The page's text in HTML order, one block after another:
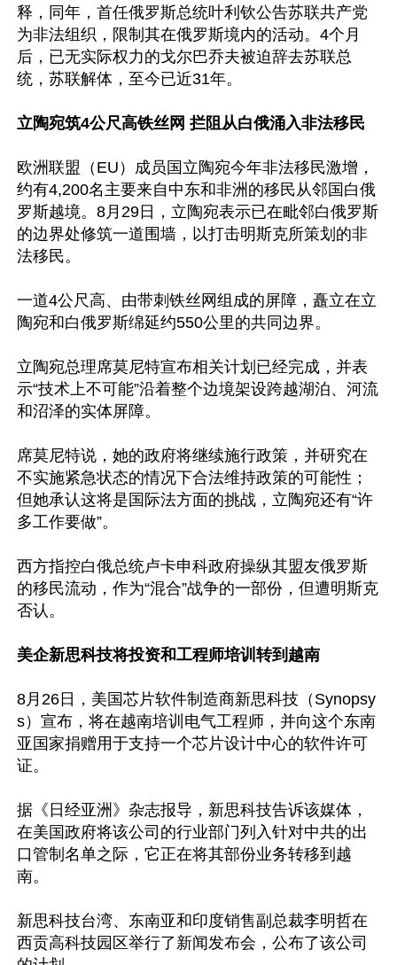
释，同年，首任俄罗斯总统叶利钦公告苏联共产党
为非法组织，限制其在俄罗斯境内的活动。4个月
后，已无实际权力的戈尔巴乔夫被迫辞去苏联总
统，苏联解体，至今已近31年。
立陶宛筑4公尺高铁丝网 拦阻从白俄涌入非法移民
欧洲联盟（EU）成员国立陶宛今年非法移民激增，
约有4,200名主要来自中东和非洲的移民从邻国白俄
罗斯越境。8月29日，立陶宛表示已在毗邻白俄罗斯
的边界处修筑一道围墙，以打击明斯克所策划的非
法移民。
一道4公尺高、由带刺铁丝网组成的屏障，矗立在立
陶宛和白俄罗斯绵延约550公里的共同边界。
立陶宛总理席莫尼特宣布相关计划已经完成，并表
示“技术上不可能”沿着整个边境架设跨越湖泊、河流
和沼泽的实体屏障。
席莫尼特说，她的政府将继续施行政策，并研究在
不实施紧急状态的情况下合法维持政策的可能性；
但她承认这将是国际法方面的挑战，立陶宛还有“许
多工作要做”。
西方指控白俄总统卢卡申科政府操纵其盟友俄罗斯
的移民流动，作为“混合”战争的一部份，但遭明斯克
否认。
美企新思科技将投资和工程师培训转到越南
8月26日，美国芯片软件制造商新思科技（Synopsy
s）宣布，将在越南培训电气工程师，并向这个东南
亚国家捐赠用于支持一个芯片设计中心的软件许可
证。
据《日经亚洲》杂志报导，新思科技告诉该媒体，
在美国政府将该公司的行业部门列入针对中共的出
口管制名单之际，它正在将其部份业务转移到越
南。
新思科技台湾、东南亚和印度销售副总裁李明哲在
西贡高科技园区举行了新闻发布会，公布了该公司